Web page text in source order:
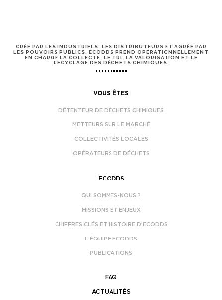
CRÉÉ PAR LES INDUSTRIELS, LES DISTRIBUTEURS ET AGRÉÉ PAR
LES POUVOIRS PUBLICS, ECODDS PREND OPÉRATIONNELLEMENT
EN CHARGE LA COLLECTE, LE TRI, LA VALORISATION ET LE
RECYCLAGE DES DÉCHETS CHIMIQUES.
VOUS ÊTES
DÉTENTEUR DE DÉCHETS CHIMIQUES
METTEURS SUR LE MARCHÉ
COLLECTIVITÉS LOCALES
OPÉRATEURS DE DÉCHETS
ECODDS
QUI SOMMES-NOUS ?
MISSIONS ET ENJEUX
CHIFFRES CLÉS ET HISTOIRE D’ECODDS
L’ÉQUIPE ECODDS
PUBLICATIONS
FAQ
ACTUALITÉS